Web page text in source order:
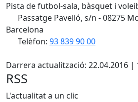
Pista de futbol-sala, bàsquet i
Passatge Pavelló, s/n - 08275
Barcelona
Telèfon: 93 839 90 00
Darrera actualització: 22.04.2016 |
RSS
L'actualitat a un clic